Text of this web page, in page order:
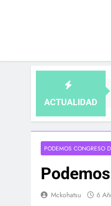
ACTUALIDAD
PODEMOS CONGRESO
Mckohatsu 6